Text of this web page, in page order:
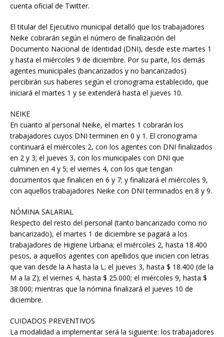
cuenta oficial de Twitter.
El titular del Ejecutivo municipal detalló que los trabajadores
Neike cobrarán según el número de finalización del
Documento Nacional de Identidad (DNI), desde este martes 1
y hasta el miércoles 9 de diciembre. Por su parte, los demás
agentes municipales (bancarizados y no bancarizados)
percibirán sus haberes según el cronograma establecido, que
iniciará el martes 1 y se extenderá hasta el jueves 10.
NEIKE
En cuanto al personal Neike, el martes 1 cobrarán los
trabajadores cuyos DNI terminen en 0 y 1. El cronograma
continuará el miércoles 2, con los agentes con DNI finalizados
en 2 y 3; el jueves 3, con los municipales con DNI que
culminen en 4 y 5; el viernes 4, con los que tengan
documentos que finalicen en 6 y 7; y finalizará el miércoles 9,
con aquellos trabajadores Neike con DNI terminados en 8 y 9.
NÓMINA SALARIAL
Respecto del resto del personal (tanto bancarizado como no
bancarizado), el martes 1 de diciembre se pagará a los
trabajadores de Higiene Urbana; el miércoles 2, hasta 18.400
pesos, a aquellos agentes con apellidos que inicien con letras
que van desde la A hasta la L; el jueves 3, hasta $ 18.400 (de la
M a la Z); el viernes 4, hasta $ 25.000; el miércoles 9, hasta $
38.000; mientras que la nómina finalizará el jueves 10 de
diciembre.
CUIDADOS PREVENTIVOS
La modalidad a implementar será la siguiente: los trabajadores